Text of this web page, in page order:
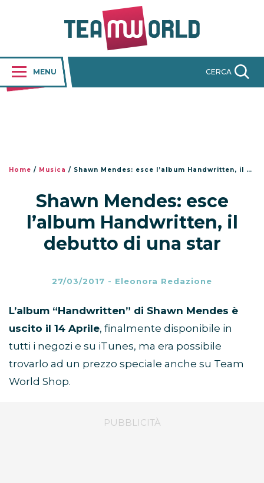
MENU CERCA
Home / Musica / Shawn Mendes: esce l’album Handwritten, il debutto di una star
Shawn Mendes: esce
l’album Handwritten, il
debutto di una star
27/03/2017 - Eleonora Redazione
L’album “Handwritten” di Shawn Mendes è
uscito il 14 Aprile, finalmente disponibile in
tutti i negozi e su iTunes, ma era possibile
trovarlo ad un prezzo speciale anche su Team
World Shop.